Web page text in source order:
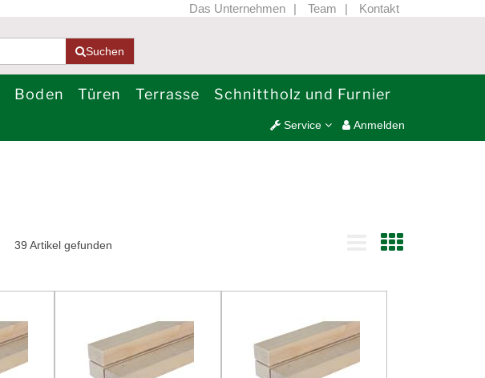
Das Unternehmen Team Kontakt
Suchen
Boden Türen Terrasse Schnittholz und Furnier
Anmelden
Service
39Artikel gefunden